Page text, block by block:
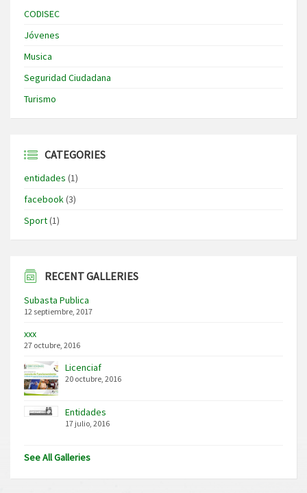
CODISEC
Jóvenes
Musica
Seguridad Ciudadana
Turismo
CATEGORIES
entidades (1)
facebook(3)
Sport(1)
RECENT GALLERIES
Subasta Publica
12 septiembre, 2017
xxx
27 octubre, 2016
Licenciaf
20 octubre, 2016
Entidades
17 julio, 2016
See All Galleries